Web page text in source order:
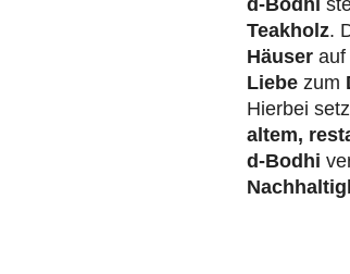
d-Bodhi
Teakholz.
Häuser auf
Liebe zum
Hierbei
altem,
d-Bodhi